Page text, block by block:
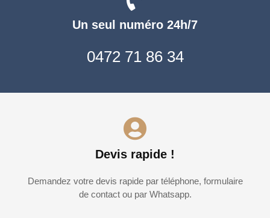
Un seul numéro 24h/7
0472 71 86 34
Devis rapide !
Demandez votre devis rapide par téléphone, formulaire
de contact ou par Whatsapp.